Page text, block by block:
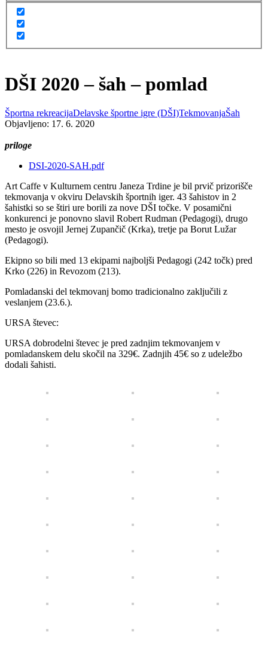
DŠI 2020 – šah – pomlad
Športna rekreacijaDelavske športne igre (DŠI)TekmovanjaŠah
Objavljeno: 17. 6. 2020
priloge
DSI-2020-SAH.pdf
Art Caffe v Kulturnem centru Janeza Trdine je bil prvič prizorišče
tekmovanja v okviru Delavskih športnih iger. 43 šahistov in 2
šahistki so se štiri ure borili za nove DŠI točke. V posamični
konkurenci je ponovno slavil Robert Rudman (Pedagogi), drugo
mesto je osvojil Jernej Zupančič (Krka), tretje pa Borut Lužar
(Pedagogi).
Ekipno so bili med 13 ekipami najboljši Pedagogi (242 točk) pred
Krko (226) in Revozom (213).
Pomladanski del tekmovanj bomo tradicionalno zaključili z
veslanjem (23.6.).
URSA števec:
URSA dobrodelni števec je pred zadnjim tekmovanjem v
pomladanskem delu skočil na 329€. Zadnjih 45€ so z udeležbo
dodali šahisti.